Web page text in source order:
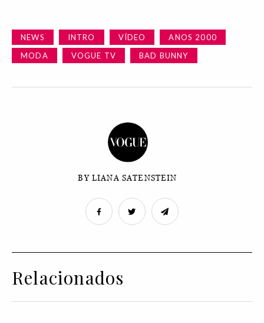
NEWS INTRO VÍDEO
ANOS 2000
MODA
VOGUE TV BAD BUNNY
BY LIANA SATENSTEIN
Relacionados